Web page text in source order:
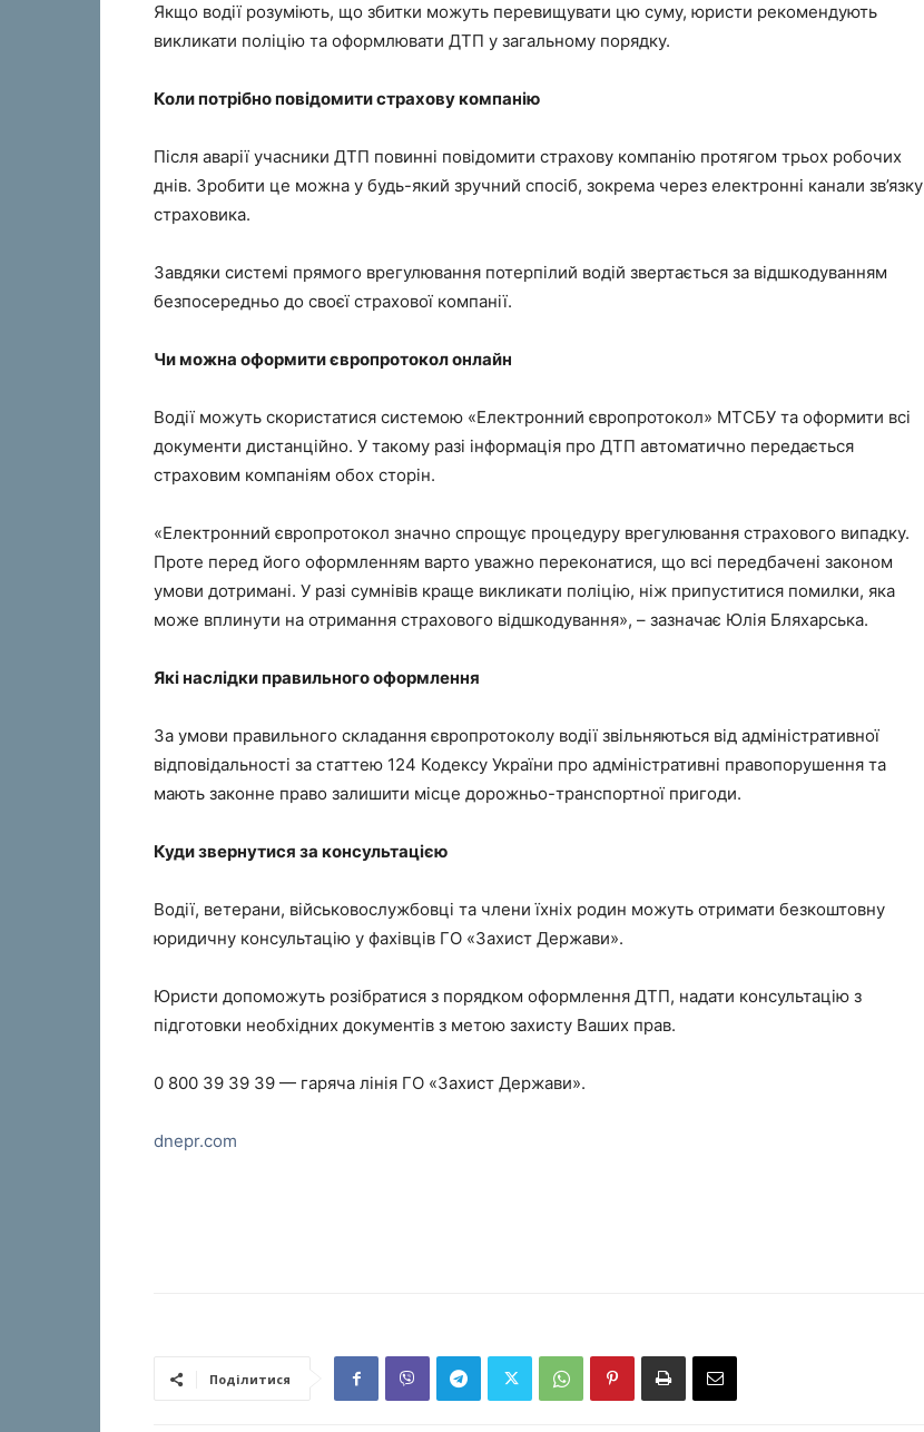
Якщо водії розуміють, що збитки можуть перевищувати цю суму, юристи рекомендують
викликати поліцію та оформлювати ДТП у загальному порядку.
Коли потрібно повідомити страхову компанію
Після аварії учасники ДТП повинні повідомити страхову компанію протягом трьох робочих
днів. Зробити це можна у будь-який зручний спосіб, зокрема через електронні канали зв’язку
страховика.
Завдяки системі прямого врегулювання потерпілий водій звертається за відшкодуванням
безпосередньо до своєї страхової компанії.
Чи можна оформити європротокол онлайн
Водії можуть скористатися системою «Електронний європротокол» МТСБУ та оформити всі
документи дистанційно. У такому разі інформація про ДТП автоматично передається
страховим компаніям обох сторін.
«Електронний європротокол значно спрощує процедуру врегулювання страхового випадку.
Проте перед його оформленням варто уважно переконатися, що всі передбачені законом
умови дотримані. У разі сумнівів краще викликати поліцію, ніж припуститися помилки, яка
може вплинути на отримання страхового відшкодування», – зазначає Юлія Бляхарська.
Які наслідки правильного оформлення
За умови правильного складання європротоколу водії звільняються від адміністративної
відповідальності за статтею 124 Кодексу України про адміністративні правопорушення та
мають законне право залишити місце дорожньо-транспортної пригоди.
Куди звернутися за консультацією
Водії, ветерани, військовослужбовці та члени їхніх родин можуть отримати безкоштовну
юридичну консультацію у фахівців ГО «Захист Держави».
Юристи допоможуть розібратися з порядком оформлення ДТП, надати консультацію з
підготовки необхідних документів з метою захисту Ваших прав.
0 800 39 39 39 — гаряча лінія ГО «Захист Держави».
dnepr.com
Поділитися